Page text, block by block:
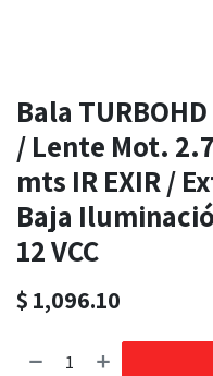
Bala
/ Lente Mot.
mts IR EXIR /
Baja
12 VCC
$ 1,096.10